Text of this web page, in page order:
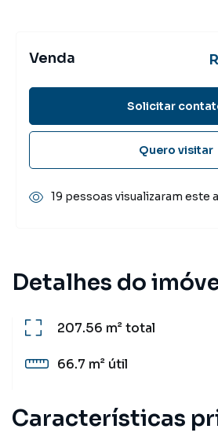
Detalhes do
207.56 m²total
66.7 m² útil
Características
Venda
Solicitar
Quero visitar
19 pessoas visualizaram este